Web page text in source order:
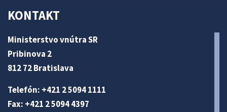
KONTAKT
Ministerstvo vnútra SR
Pribinova 2
812 72 Bratislava
Telefón: +421 2 5094 1111
Fax: +421 2 5094 4397